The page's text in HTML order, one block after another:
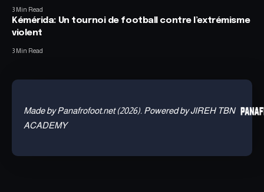
3 Min Read
Kémérida: Un tournoi de football contre l’extrémisme
violent
3 Min Read
Made by Panafrofoot.net (2026). Powered by JIREH TBN
ACADEMY